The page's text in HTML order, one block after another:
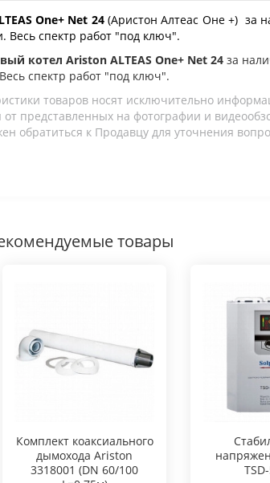
One+ Net 24(Аристон Алтеас Оне +) за
Весь спектр работ "под ключ".
котел Ariston ALTEAS One+ Net 24 за
спектр работ "под ключ".
товаров носят исключительно
представленных на фотографии и
обратиться к Продавцу для уточнения
товары
Комплект коаксиального
дымохода Ariston
3318001 (DN 60/100